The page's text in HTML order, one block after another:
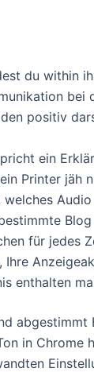
du within
positiv
ein
Printer jäh
für jedes
enthalten
in